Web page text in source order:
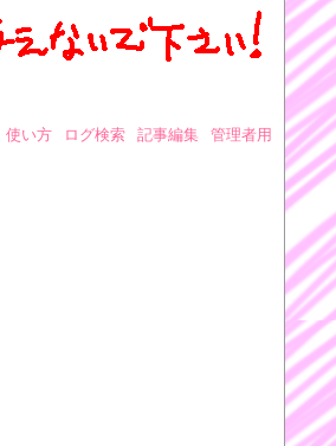
使い方 ログ検索 記事編集 管理者用